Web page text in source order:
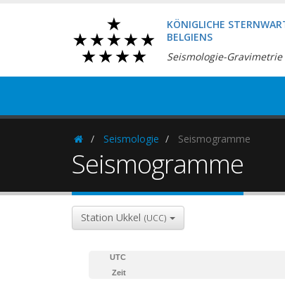
KÖNIGLICHE
BELGIENS
Seismologie-Gravimetrie
HomepageSeismologie Seismogramme
Seismogramme
Station Ukkel (UCC)
UTC
Zeit